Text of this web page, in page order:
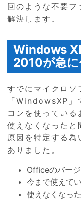
回のような不要フ
解決します。
Windows
2010が急
すでにマイクロソ
「WindowsXP」
コンを使ってい
使えなくなったと
原因を特定する為
ありました。
Officeのバー
今まで使えて
使えなくなっ